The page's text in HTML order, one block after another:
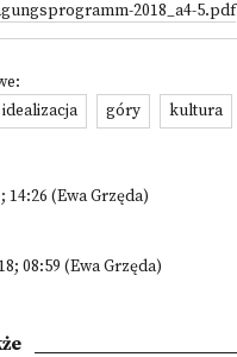
2018_a4-5.pdf
idealizacja góry kultura
14:26 (Ewa Grzęda)
08:59 (Ewa Grzęda)